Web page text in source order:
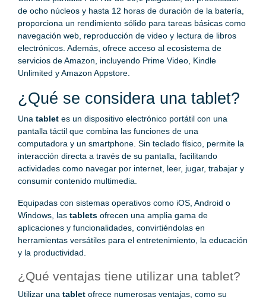
de ocho núcleos y hasta 12 horas de duración de la batería,
proporciona un rendimiento sólido para tareas básicas como
navegación web, reproducción de video y lectura de libros
electrónicos. Además, ofrece acceso al ecosistema de
servicios de Amazon, incluyendo Prime Video, Kindle
Unlimited y Amazon Appstore.
¿Qué se considera una tablet?
Una tablet es un dispositivo electrónico portátil con una
pantalla táctil que combina las funciones de una
computadora y un smartphone. Sin teclado físico, permite la
interacción directa a través de su pantalla, facilitando
actividades como navegar por internet, leer, jugar, trabajar y
consumir contenido multimedia.
Equipadas con sistemas operativos como iOS, Android o
Windows, las tablets ofrecen una amplia gama de
aplicaciones y funcionalidades, convirtiéndolas en
herramientas versátiles para el entretenimiento, la educación
y la productividad.
¿Qué ventajas tiene utilizar una tablet?
Utilizar una tablet ofrece numerosas ventajas, como su